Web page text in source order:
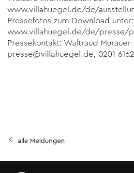
www.villahuegel.de/de/
Pressefotos zum Download unter:
www.villahuegel.de/de/presse/
Pressekontakt: Waltraud
presse@villahuegel.de, 0201-
alle Meldungen